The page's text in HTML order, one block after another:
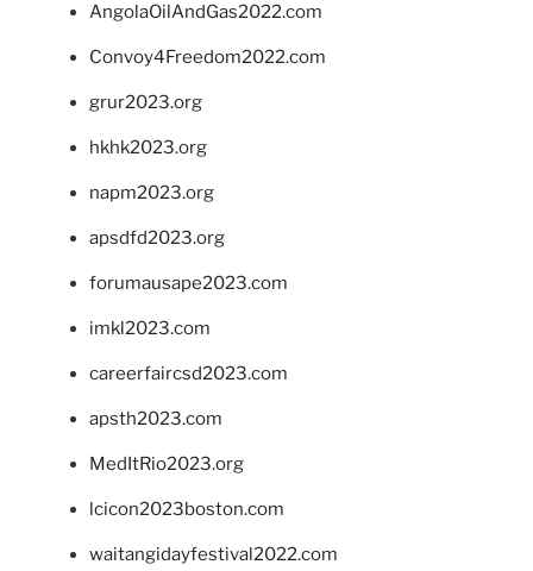
AngolaOilAndGas2022.com
Convoy4Freedom2022.com
grur2023.org
hkhk2023.org
napm2023.org
apsdfd2023.org
forumausape2023.com
imkl2023.com
careerfaircsd2023.com
apsth2023.com
MedItRio2023.org
lcicon2023boston.com
waitangidayfestival2022.com